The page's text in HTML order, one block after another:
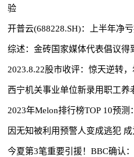
验
开普云(688228.SH)：上半年净
综述：金砖国家媒体代表倡议得
2023.8.22股市收评：惊天逆转
西宁机关事业单位新录用职工养
2023年Melon排行榜TOP 10预测
因无知被利用预警人变成逃犯
今夏第3笔重要引援！BBC确认